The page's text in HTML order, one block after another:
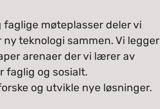
møteplasser deler vi
teknologi sammen. Vi legger
arenaer der vi lærer av
faglig og sosialt.
og utvikle nye løsninger.